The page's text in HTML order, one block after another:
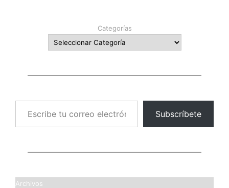
Categorías
Escribe tu correo electrónico…
Subscríbete
Archivos